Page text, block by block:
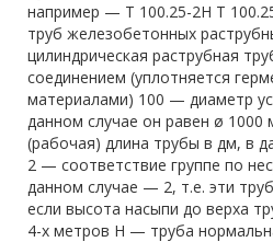
например — Т 100.25-2Н Т
труб железобетонных
цилиндрическая раструбная
соединением (уплотняется
материалами) 100 — диаметр
данном случае он равен ø
(рабочая) длина трубы в дм, в
2 — соответствие группе по
данном случае — 2, т.е. эти
если высота насыпи до верха
4-х метров Н — труба